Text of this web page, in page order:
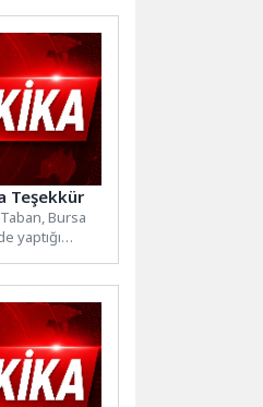
Teşekkür
Bursa
yaptığı